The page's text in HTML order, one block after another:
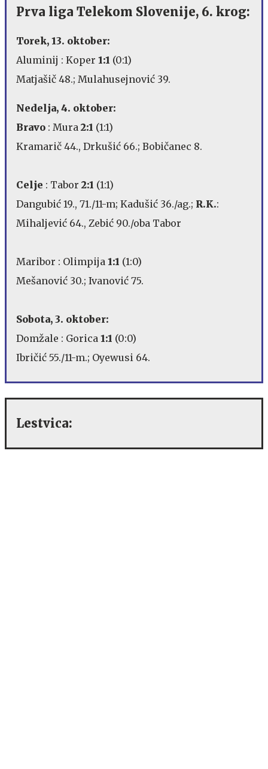
Prva liga Telekom Slovenije, 6. krog:
Torek, 13. oktober:
Aluminij : Koper 1:1 (0:1)
Matjašič 48.; Mulahusejnović 39.
Nedelja, 4. oktober:
Bravo : Mura 2:1 (1:1)
Kramarič 44., Drkušić 66.; Bobičanec 8.
Celje : Tabor 2:1 (1:1)
Dangubić 19., 71./11-m; Kadušić 36./ag.; R.K.:
Mihaljević 64., Zebić 90./oba Tabor
Maribor : Olimpija 1:1 (1:0)
Mešanović 30.; Ivanović 75.
Sobota, 3. oktober:
Domžale : Gorica 1:1 (0:0)
Ibričić 55./11-m.; Oyewusi 64.
Lestvica: